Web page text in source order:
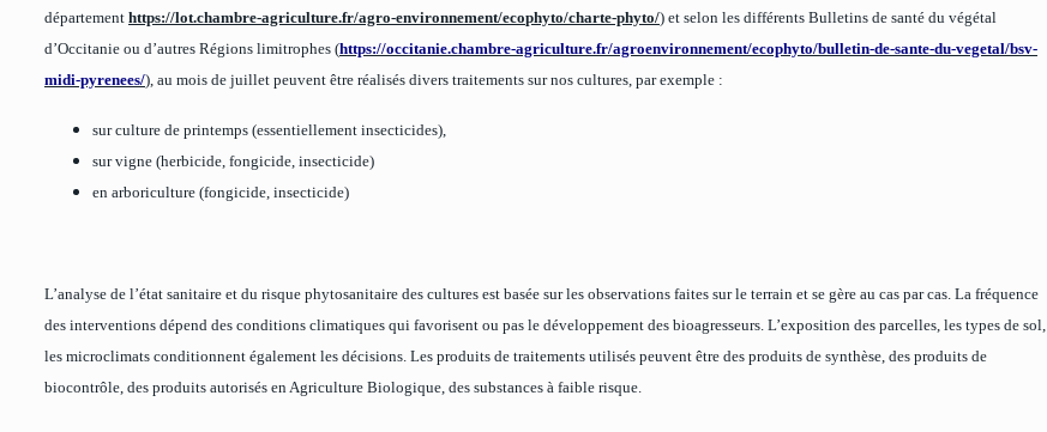
département https://lot.chambre-agriculture.fr/agro-environnement/ecophyto/charte-phyto/) et selon les différents Bulletins de santé du végétal
d’Occitanie ou d’autres Régions limitrophes (https://occitanie.chambre-agriculture.fr/agroenvironnement/ecophyto/bulletin-de-sante-du-vegetal/bsv-
midi-pyrenees/), au mois de juillet peuvent être réalisés divers traitements sur nos cultures, par exemple :
sur culture de printemps (essentiellement insecticides),
sur vigne (herbicide, fongicide, insecticide)
en arboriculture (fongicide, insecticide)
L’analyse de l’état sanitaire et du risque phytosanitaire des cultures est basée sur les observations faites sur le terrain et se gère au cas par cas. La fréquence
des interventions dépend des conditions climatiques qui favorisent ou pas le développement des bioagresseurs. L’exposition des parcelles, les types de sol,
les microclimats conditionnent également les décisions. Les produits de traitements utilisés peuvent être des produits de synthèse, des produits de
biocontrôle, des produits autorisés en Agriculture Biologique, des substances à faible risque.